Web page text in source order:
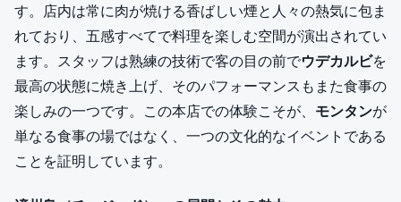
す。店内は常に肉が焼ける香ばしい煙と人々の熱気に包ま
れており、五感すべてで料理を楽しむ空間が演出されてい
ます。スタッフは熟練の技術で客の目の前でウデカルビを
最高の状態に焼き上げ、そのパフォーマンスもまた食事の
楽しみの一つです。この本店での体験こそが、 モンタンが
単なる食事の場ではなく、一つの文化的なイベントである
ことを証明しています。